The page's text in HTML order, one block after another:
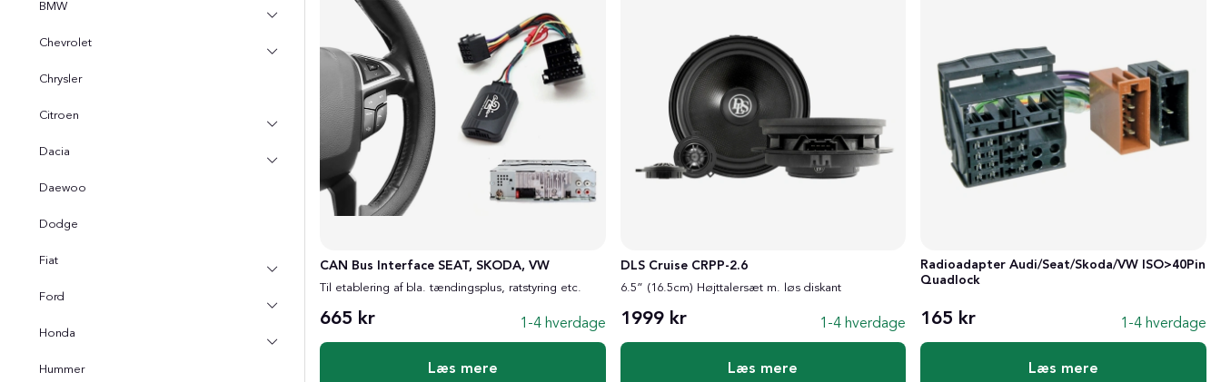
BMW
Chevrolet
Chrysler
Citroen
Dacia
Daewoo
Dodge
Fiat
Ford
Honda
Hummer
CAN Bus Interface SEAT, SKODA, VW
Til etablering af bla. tændingsplus, ratstyring etc.
665 kr 1-4 hverdage
Læs mere
DLS Cruise CRPP-2.6
6.5” (16.5cm) Højttalersæt m. løs diskant
1999 kr 1-4 hverdage
Læs mere
Radioadapter Audi/Seat/Skoda/VW ISO>40Pin
Quadlock
165 kr 1-4 hverdage
Læs mere